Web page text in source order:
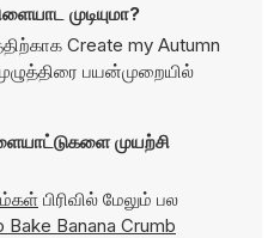
முடியுமா?
Create my Autumn
பயன்முறையில்
முயற்சி
பிரிவில் மேலும் பல
Bake Banana Crumb